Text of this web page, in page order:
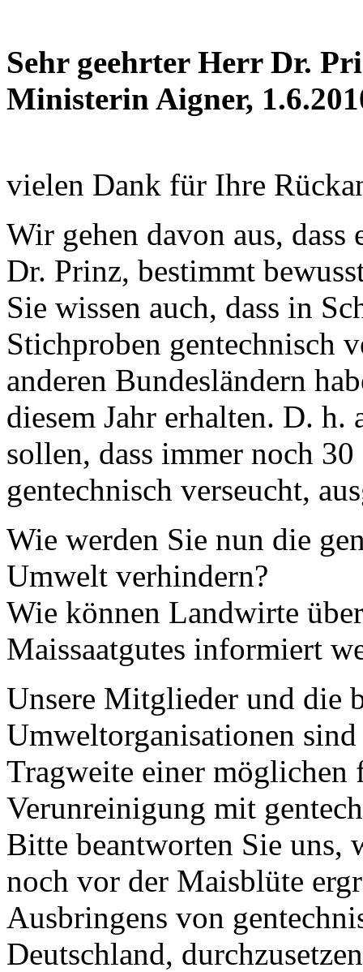
Sehr geehrter Herr Dr.
Ministerin Aigner,
vielen Dank für Ihre
Wir gehen davon aus, dass
Dr. Prinz, bestimmt
Sie wissen auch, dass in
Stichproben gentechnisch
anderen Bundesländern
diesem Jahr erhalten. D. h.
sollen, dass immer noch
gentechnisch verseucht,
Wie werden Sie nun die
Umwelt verhindern?
Wie können Landwirte
Maissaatgutes informiert
Unsere Mitglieder und die
Umweltorganisationen
Tragweite einer möglichen
Verunreinigung mit
Bitte beantworten Sie uns,
noch vor der Maisblüte
Ausbringens von
Deutschland,